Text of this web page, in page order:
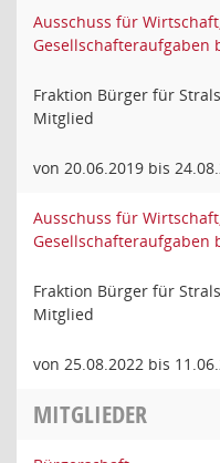
Ausschuss für
Gesellschafteraufgaben
Fraktion Bürger für
Mitglied
von 20.06.2019 bis
Ausschuss für
Gesellschafteraufgaben
Fraktion Bürger für
Mitglied
von 25.08.2022 bis
MITGLIEDER